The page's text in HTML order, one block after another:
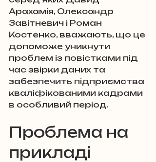
Арахамія, Олександр
Завітневич і Роман
Костенко, вважають, що це
допоможе уникнути
проблем із повістками під
час звірки даних та
забезпечить підприємства
кваліфікованими кадрами
в особливий період.
Проблема на
прикладі